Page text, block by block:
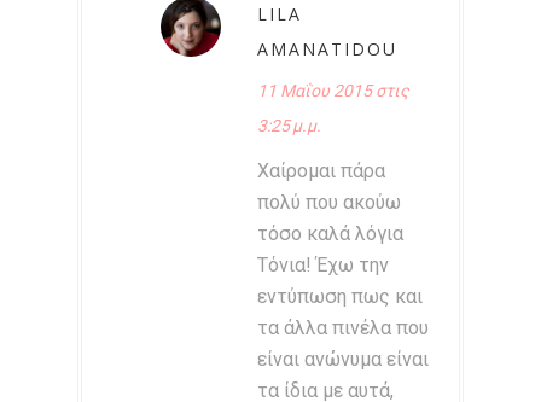
LILA
AMANATIDOU
11 Μαΐου 2015 στις
3:25 μ.μ.
Χαίρομαι πάρα
πολύ που ακούω
τόσο καλά λόγια
Τόνια! Έχω την
εντύπωση πως και
τα άλλα πινέλα που
είναι ανώνυμα είναι
τα ίδια με αυτά,